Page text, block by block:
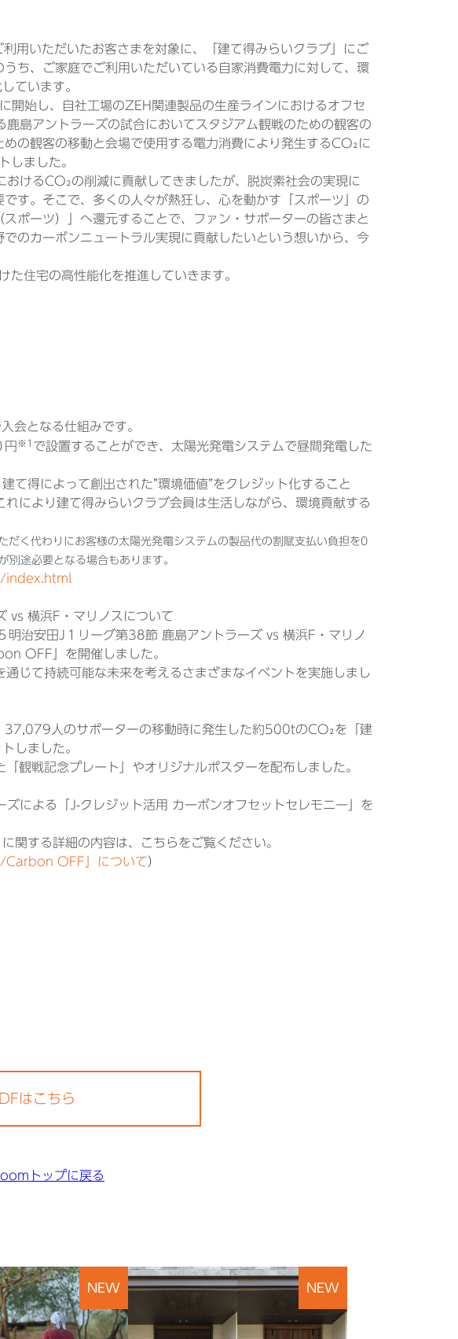
用いただいたお客さまを対象に、「建て得みらいクラブ」にご
ち、ご家庭でご利用いただいている自家消費電力に対して、環
ています。
始し、自社工場のZEH関連製品の生産ラインにおけるオフセ
島アントラーズの試合においてスタジアム観戦のための観客の
の観客の移動と会場で使用する電力消費により発生するCO₂に
しました。
おけるCO₂の削減に貢献してきましたが、脱炭素社会の実現に
す。そこで、多くの人々が熱狂し、心を動かす「スポーツ」の
ポーツ）」へ還元することで、ファン・サポーターの皆さまと
のカーボンニュートラル実現に貢献したいという想いから、今
た住宅の高性能化を推進していきます。
会となる仕組みです。
円 ※1 で設置することができ、太陽光発電システムで昼間発電した
て得によって創出された”環境価値”をクレジット化すること
により建て得みらいクラブ会員は生活しながら、環境貢献する
く代わりにお客様の太陽光発電システムの製品代の割賦支払い負担を0
別途必要となる場合もあります。
vs 横浜F・マリノスについて
治安田J１リーグ第38節 鹿島アントラーズ vs 横浜F・マリノ
OFF」を開催しました。
じて持続可能な未来を考えるさまざまなイベントを実施しまし
37,079人のサポーターの移動時に発生した約500tのCO₂を「建
しました。
観戦記念プレート」やオリジナルポスターを配布しました。
ズによる「J-クレジット活用 カーボンオフセットセレモニー」を
する詳細の内容は、こちらをご覧ください。
Carbon OFF」について）
はこちら
トップに戻る
NEW NEW